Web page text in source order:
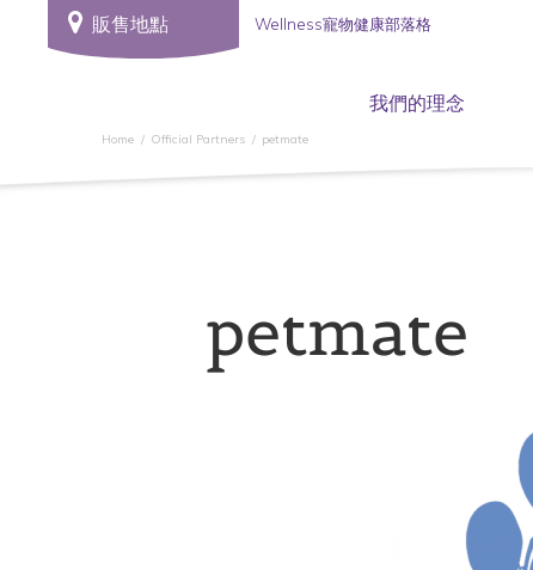
販售地點 Wellness寵物健康部落格
我們的理念
Home Official Partners petmate
petmate